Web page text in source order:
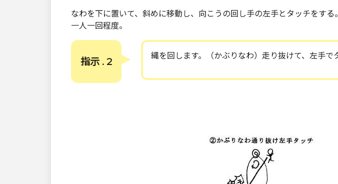
なわを下に置いて、斜めに移動し、向こうの回し手の左手とタッチをする。
一人一回程度。
指示 . 2 縄を回します。（かぶりなわ）走り抜けて、左手で